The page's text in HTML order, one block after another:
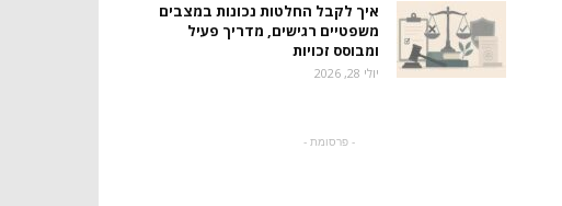
איך לקבל החלטות נכונות במצבים
משפטיים רגישים, מדריך פעיל
ומבוסס זכויות
יולי 28, 2026
- פרסומת -